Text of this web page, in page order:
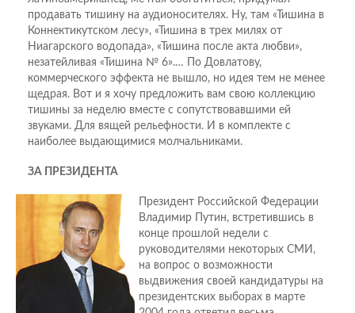
продавать тишину на аудионосителях. Ну, там «Тишина в
Коннектикутском лесу», «Тишина в трех милях от
Ниагарского водопада», «Тишина после акта любви»,
незатейливая «Тишина № 6».… По Довлатову,
коммерческого эффекта не вышло, но идея тем не менее
щедрая. Вот и я хочу предложить вам свою коллекцию
тишины за неделю вместе с сопутствовавшими ей
звуками. Для вящей рельефности. И в комплекте с
наиболее выдающимися молчальниками.
ЗА ПРЕЗИДЕНТА
Президент Российской Федерации
Владимир Путин, встретившись в
конце прошлой недели с
руководителями некоторых СМИ,
на вопрос о возможности
выдвижения своей кандидатуры на
президентских выборах в марте